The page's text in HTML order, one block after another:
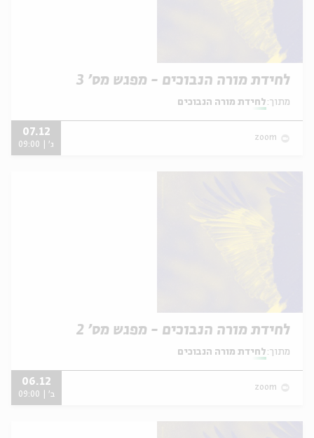
לחידת מורה הנבוכים - מפגש מס' 3
מתוך: לחידת מורה הנבוכים
zoom
07.12
ג' | 09:00
לחידת מורה הנבוכים - מפגש מס' 2
מתוך: לחידת מורה הנבוכים
zoom
06.12
ב' | 09:00